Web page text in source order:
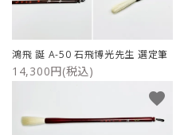
鴻飛 誕 A-50 石飛博光先生 選定筆
14,300円(税込)
favorite